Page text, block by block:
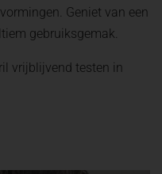
Geniet van een
gebruiksgemak.
vrijblijvend testen in